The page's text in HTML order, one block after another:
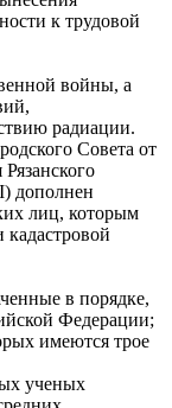
к трудовой
войны, а
радиации.
Совета от
дополнен
лиц, которым
кадастровой
в порядке,
Федерации;
имеются трое
ученых